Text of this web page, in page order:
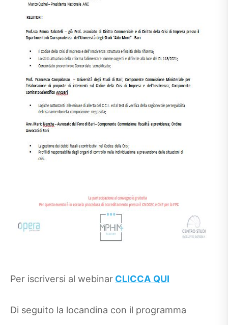
Per iscriversi al webinar CLICCA QUI
Di seguito la locandina con il programma